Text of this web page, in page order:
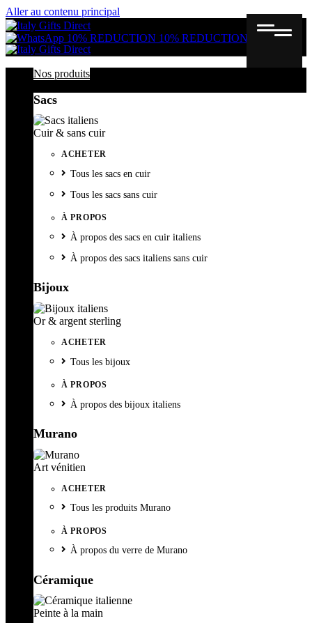
Aller au contenu principal
10% REDUCTION 10% REDUCTION
Nos produits
Sacs
Cuir & sans cuir
ACHETER
Tous les sacs en cuir
Tous les sacs sans cuir
À PROPOS
À propos des sacs en cuir italiens
À propos des sacs italiens sans cuir
Bijoux
Or & argent sterling
ACHETER
Tous les bijoux
À PROPOS
À propos des bijoux italiens
Murano
Art vénitien
ACHETER
Tous les produits Murano
À PROPOS
À propos du verre de Murano
Céramique
Peinte à la main